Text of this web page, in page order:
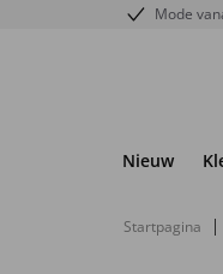
Mode
Nieuw
Startpagina |